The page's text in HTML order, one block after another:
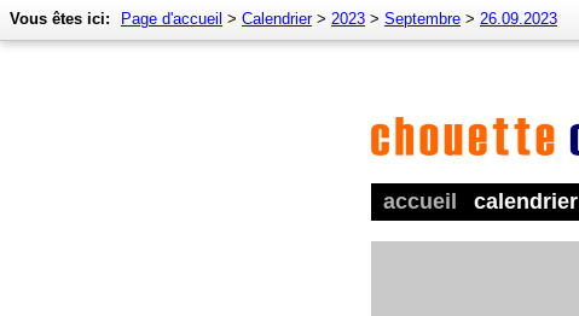
accueil calendrier
Vous êtes ici: Page d'accueil > Calendrier> 2023 > Septembre > 26.09.2023